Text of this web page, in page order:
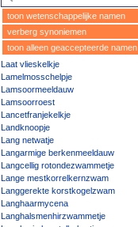
toon wetenschappelijke namen
verberg synoniemen
toon alleen geaccepteerde namen
Laat vlieskelkje
Lamelmosschelpje
Lamsoormeeldauw
Lamsoorroest
Lancetfranjekelkje
Landknoopje
Lang netwatje
Langarmige berkenmeeldauw
Langcellig rotondezwammetje
Lange mestkorrelkernzwam
Langgerekte korstkogelzwam
Langhaarmycena
Langhalsmenhirzwammetje